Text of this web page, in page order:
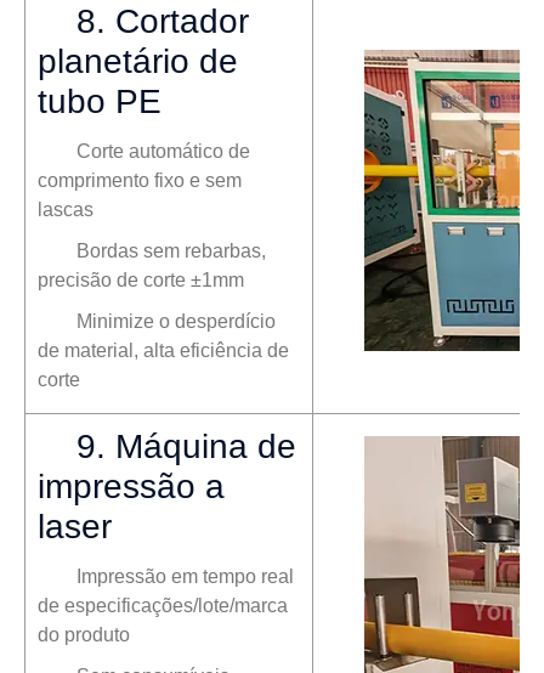
8. Cortador
planetário de
tubo PE
Corte automático de
comprimento fixo e sem
lascas
Bordas sem rebarbas,
precisão de corte ±1mm
Minimize o desperdício
de material, alta eficiência de
corte
9. Máquina de
impressão a
laser
Impressão em tempo real
de especificações/lote/marca
do produto